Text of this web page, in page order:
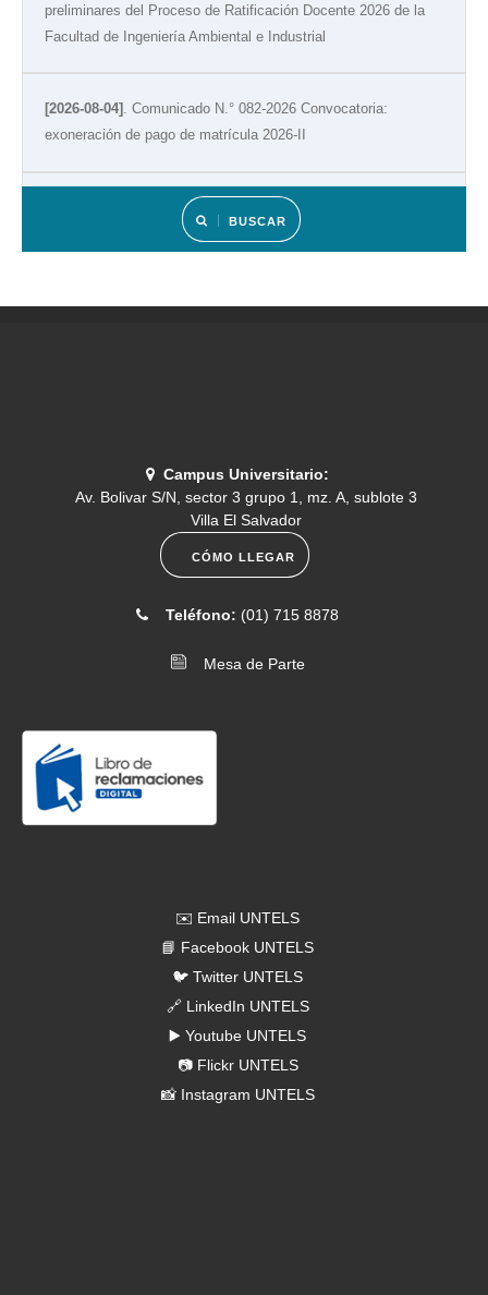
preliminares del Proceso de Ratificación Docente 2026 de la
Facultad de Ingeniería Ambiental e Industrial
[2026-08-04] . Comunicado N.° 082-2026 Convocatoria:
exoneración de pago de matrícula 2026-II
. Comunicado N.° 081-2026 Resultados de
simulacro de admisión
[2026-07-30]. Comunicado N.° 080-2026 CRONOGRAMA DEL
[2026-07-14]. Comunicado N.° 078-2026- Fondos concursables
de Proyectos de Investigación 2026- II Convocatoria
menú universitario del 6 al 10 de julio
BUSCAR
Campus Universitario:
Av. Bolivar S/N, sector 3 grupo 1, mz. A, sublote 3
Villa El Salvador
CÓMO LLEGAR
Teléfono: (01) 715 8878
Mesa de Parte
✉️ Email UNTELS
📘 Facebook UNTELS
🐦 Twitter UNTELS
🔗 LinkedIn UNTELS
▶️ Youtube UNTELS
📷 Flickr UNTELS
📸 Instagram UNTELS